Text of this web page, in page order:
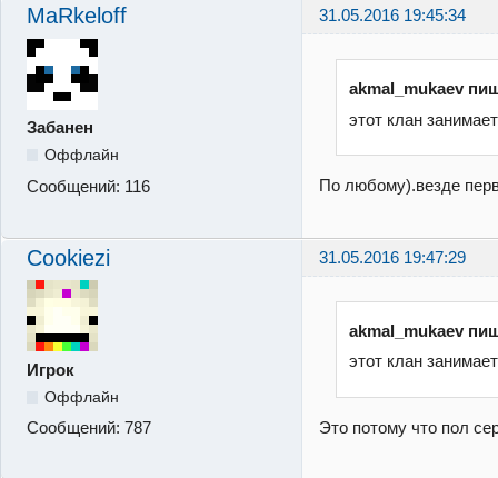
MaRkeloff 31.05.2016 19:45:34
Забанен
Оффлайн
Сообщений: 116
akmal_mukaev
этот клан
По любому).везде
Cookiezi 31.05.2016 19:47:29
Игрок
Оффлайн
Сообщений: 787
akmal_mukaev
этот клан
Это потому что пол